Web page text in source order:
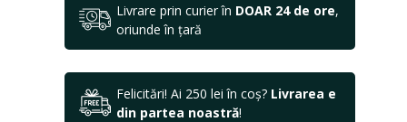
Livrare prin curier în DOAR 24 de ore,
oriunde în țară
Felicitări! Ai 250 lei în coș? Livrarea e
din partea noastră!